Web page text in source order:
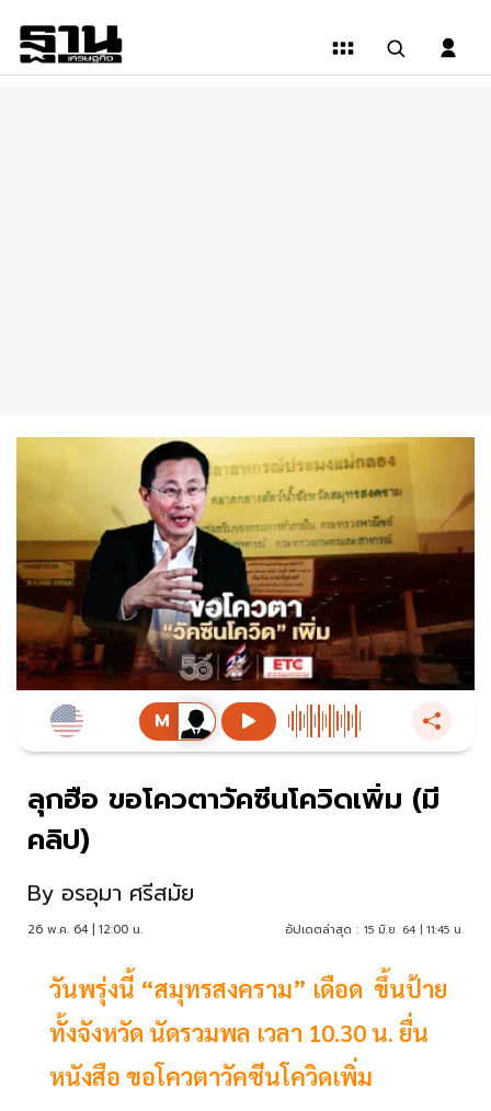
ลุกฮือ ขอโควตาวัคซีนโควิดเพิ่ม (มี
คลิป)
By อรอุมา ศรีสมัย
26 พ.ค. 64 | 12:00 น. อัปเดตล่าสุด : 15 มิ.ย. 64 | 11:45 น.
วันพรุ่งนี้ “สมุทรสงคราม” เดือด ขึ้นป้าย
ทั้งจังหวัด นัดรวมพล เวลา 10.30 น. ยื่น
หนังสือ ขอโควตาวัคซีนโควิดเพิ่ม